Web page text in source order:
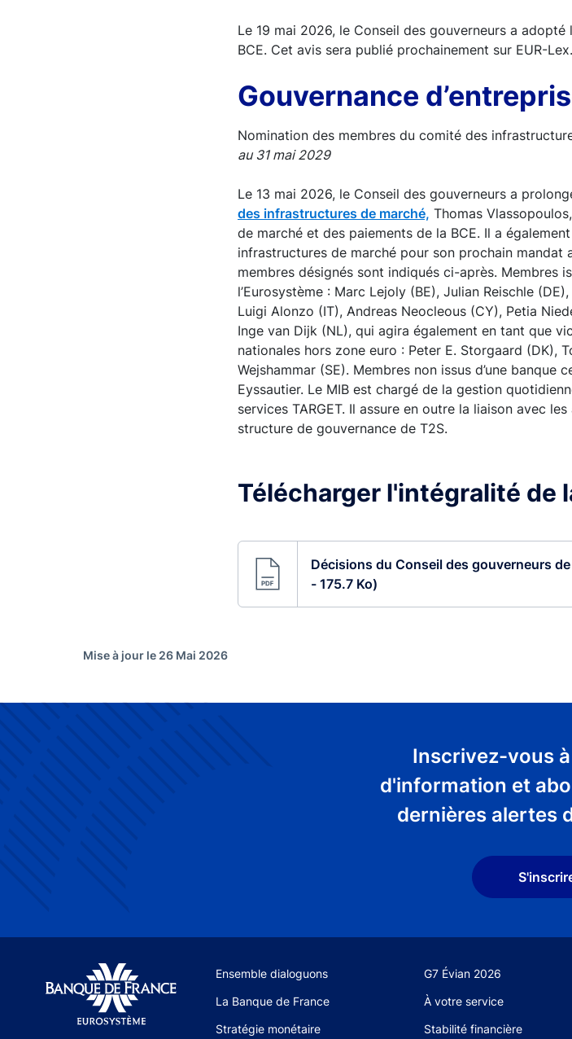
Le 19 mai 2026, le Conseil des gouverneurs a adopté
BCE. Cet avis sera publié prochainement sur EUR-Lex.
Gouvernance
Nomination des membres du comité des
au 31 mai 2029
Le 13 mai 2026, le Conseil des gouverneurs a
des infrastructures de marché, Thomas
de marché et des paiements de la BCE. Il a
infrastructures de marché pour son prochain mandat
membres désignés sont indiqués ci-après. Membres
l’Eurosystème : Marc Lejoly (BE), Julian Reischle
Luigi Alonzo (IT), Andreas Neocleous (CY), Petia
Inge van Dijk (NL), qui agira également en tant que
nationales hors zone euro : Peter E. Storgaard (DK),
Wejshammar (SE). Membres non issus d’une banque
Eyssautier. Le MIB est chargé de la gestion
services TARGET. Il assure en outre la liaison avec
structure de gouvernance de T2S.
Télécharger l'intégralité de
Décisions du Conseil des gouverneurs
- 175.7 Ko)
Mise à jour le 26 Mai 2026
Inscrivez-vous
d'information et
dernières alertes
Site navigation
Ensemble dialoguons G7 Évian 2026
La Banque de France À votre service
Stratégie monétaire Stabilité financière